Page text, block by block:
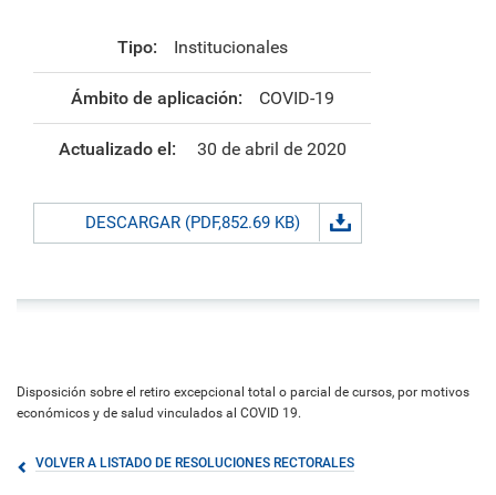
Tipo: Institucionales
Ámbito de aplicación: COVID-19
Actualizado el: 30 de abril de 2020
DESCARGAR (PDF,852.69 KB)
Disposición sobre el retiro excepcional total o parcial de cursos, por motivos
económicos y de salud vinculados al COVID 19.
VOLVER A LISTADO DE RESOLUCIONES RECTORALES